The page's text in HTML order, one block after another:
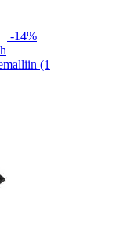
-14%
(1